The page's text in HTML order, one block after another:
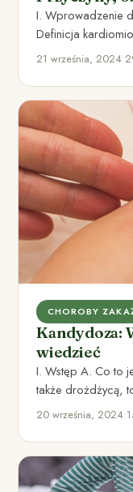
I. Wprowadzenie
Definicja
Kardiomiopatia
21 września, 2024•
CHOROBY
Kandydoza:
wiedzieć
I. Wstęp A. Co to
także drożdżycą,
drożdżaki z…
20 września, 2024•